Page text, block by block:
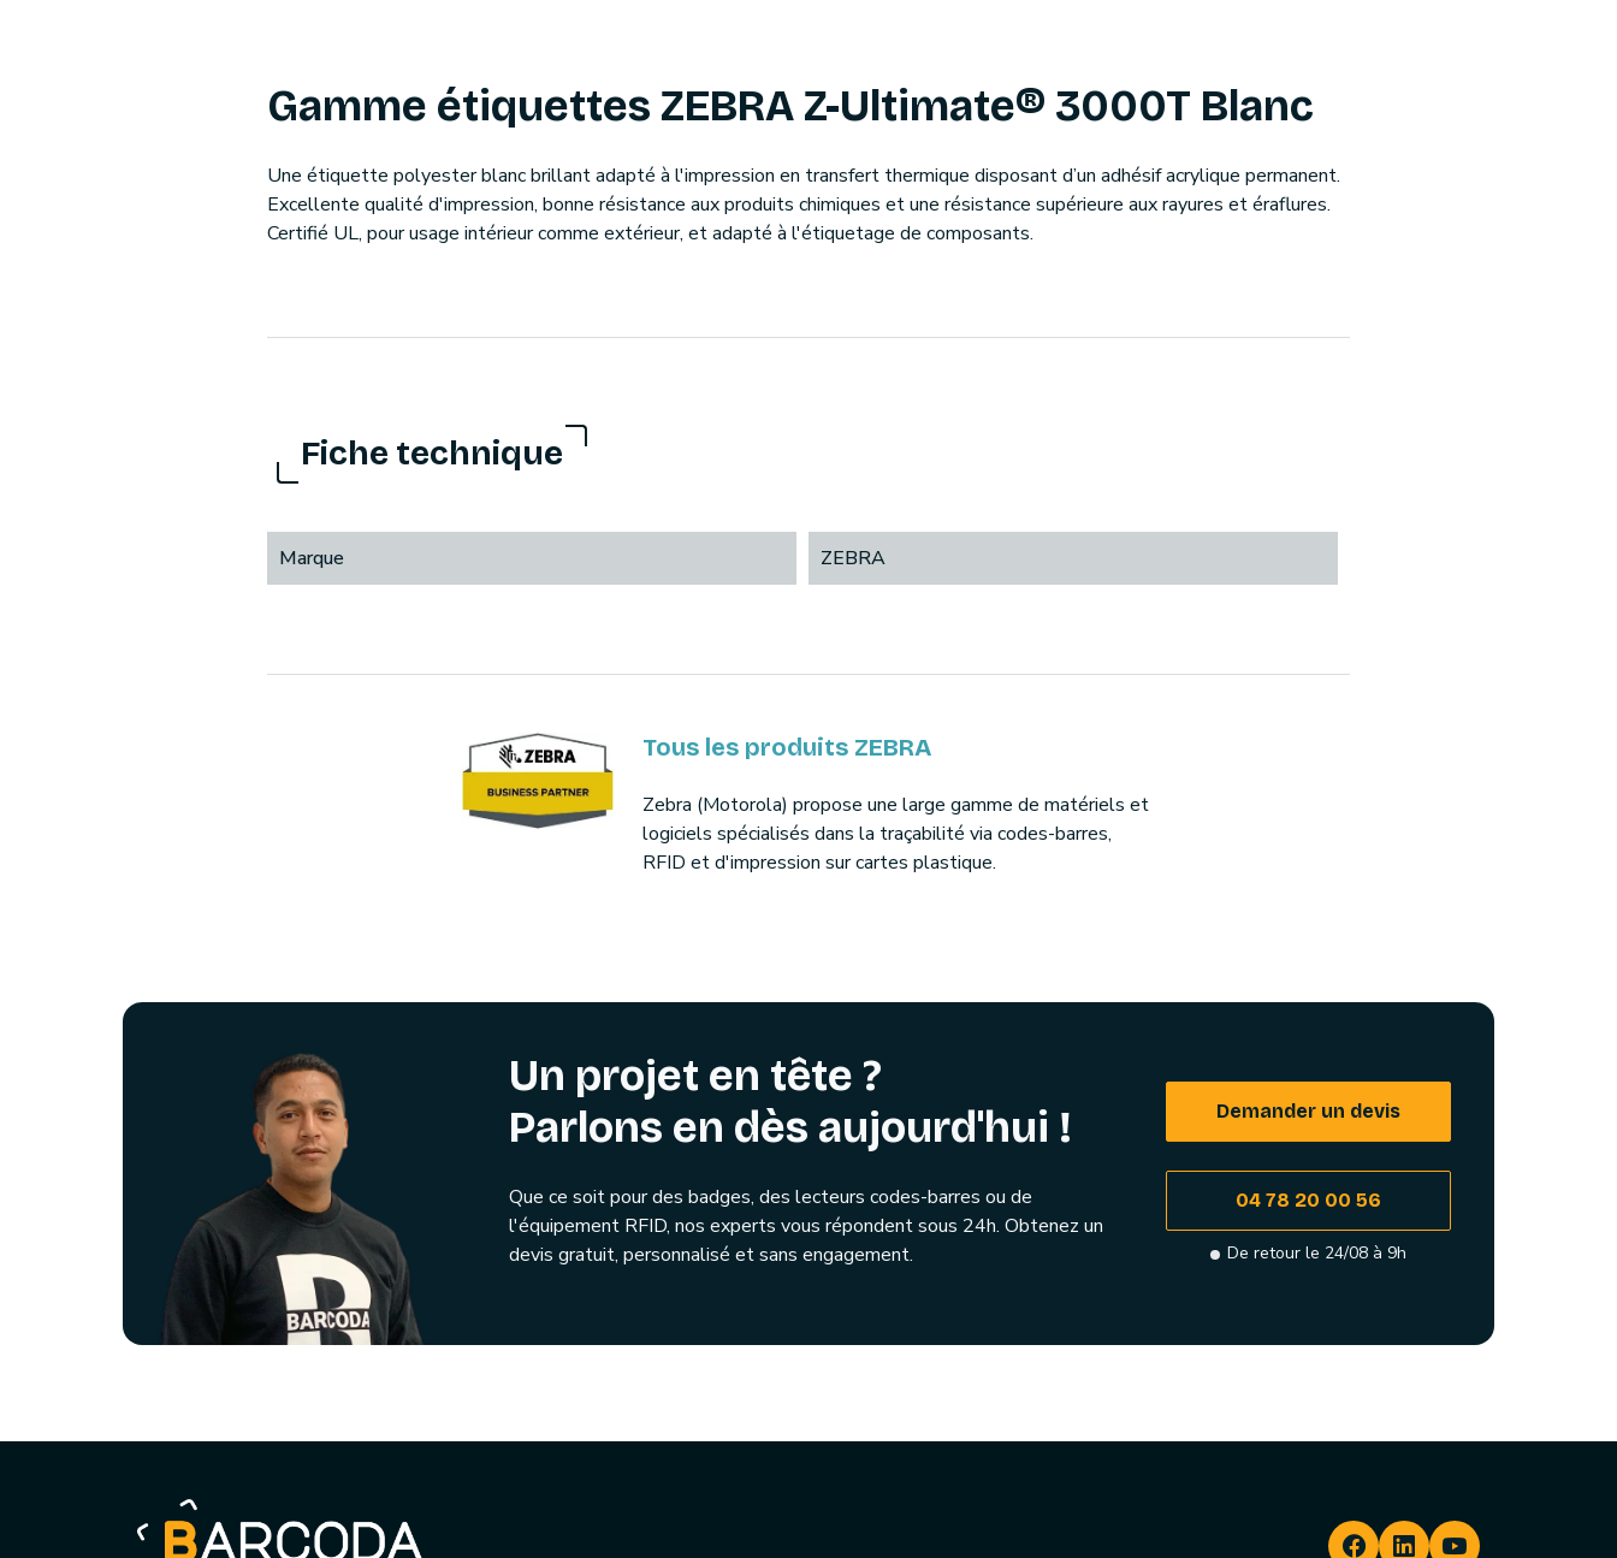
Gamme étiquettes ZEBRA Z-Ultimate® 3000T Blanc
Une étiquette polyester blanc brillant adapté à l'impression en transfert thermique disposant d’un adhésif acrylique permanent.
Excellente qualité d'impression, bonne résistance aux produits chimiques et une résistance supérieure aux rayures et éraflures.
Certifié UL, pour usage intérieur comme extérieur, et adapté à l'étiquetage de composants.
Fiche technique
Marque ZEBRA
Tous les produits ZEBRA
Zebra (Motorola) propose une large gamme de matériels et
logiciels spécialisés dans la traçabilité via codes-barres,
RFID et d'impression sur cartes plastique.
Un projet en tête ?
Parlons en dès aujourd'hui !
Que ce soit pour des badges, des lecteurs codes-barres ou de
l'équipement RFID, nos experts vous répondent sous 24h. Obtenez un
devis gratuit, personnalisé et sans engagement.
Demander un devis
04 78 20 00 56
De retour le 24/08 à 9h